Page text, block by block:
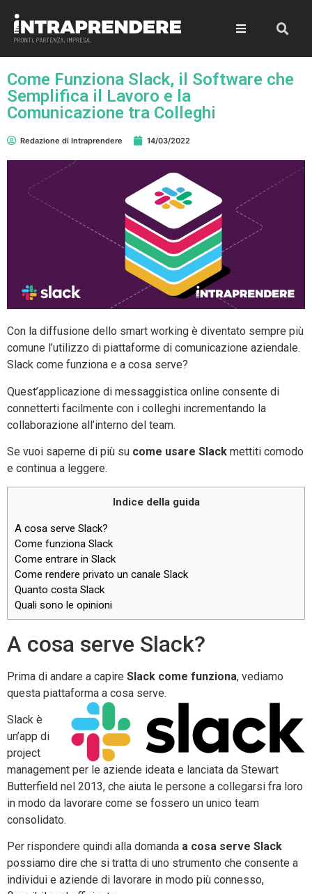
Come Funziona Slack, il Software che
Semplifica il Lavoro e la
Comunicazione tra Colleghi
Redazione di Intraprendere 14/03/2022
Con la diffusione dello smart working è diventato sempre più
comune l’utilizzo di piattaforme di comunicazione aziendale.
Slack come funziona e a cosa serve?
Quest’applicazione di messaggistica online consente di
connetterti facilmente con i colleghi incrementando la
collaborazione all’interno del team.
Se vuoi saperne di più su come usare Slack mettiti comodo
e continua a leggere.
Indice della guida
A cosa serve Slack?
Come funziona Slack
Come entrare in Slack
Come rendere privato un canale Slack
Quanto costa Slack
Quali sono le opinioni
A cosa serve Slack?
Prima di andare a capire Slack come funziona, vediamo
questa piattaforma a cosa serve.
Slack è
un’app di
project
management per le aziende ideata e lanciata da Stewart
Butterfield nel 2013, che aiuta le persone a collegarsi fra loro
in modo da lavorare come se fossero un unico team
consolidato.
Per rispondere quindi alla domanda a cosa serve Slack
possiamo dire che si tratta di uno strumento che consente a
individui e aziende di lavorare in modo più connesso,